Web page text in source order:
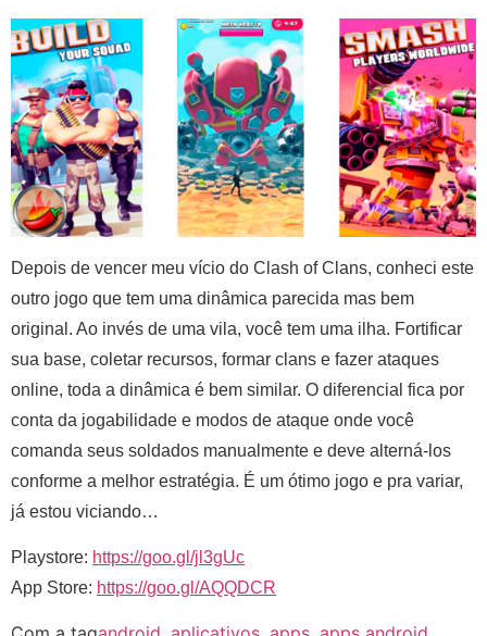
Depois de vencer meu vício do Clash of Clans, conheci este
outro jogo que tem uma dinâmica parecida mas bem
original. Ao invés de uma vila, você tem uma ilha. Fortificar
sua base, coletar recursos, formar clans e fazer ataques
online, toda a dinâmica é bem similar. O diferencial fica por
conta da jogabilidade e modos de ataque onde você
comanda seus soldados manualmente e deve alterná-los
conforme a melhor estratégia. É um ótimo jogo e pra variar,
já estou viciando…
Playstore: https://goo.gl/jl3gUc
App Store: https://goo.gl/AQQDCR